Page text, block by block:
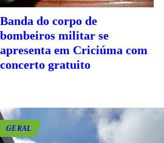
Banda do corpo de
bombeiros militar se
apresenta em Criciúma com
concerto gratuito
GERAL